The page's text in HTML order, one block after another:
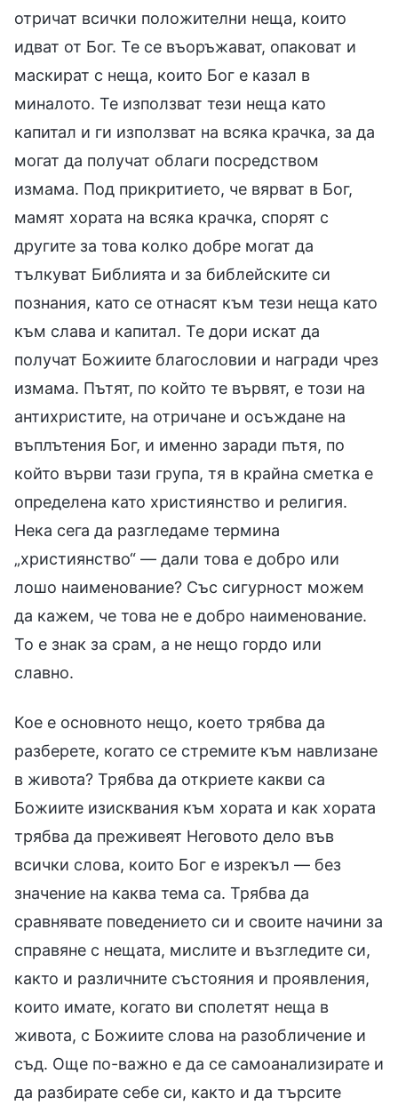
отричат всички положителни неща, които
идват от Бог. Те се въоръжават, опаковат и
маскират с неща, които Бог е казал в
миналото. Те използват тези неща като
капитал и ги използват на всяка крачка, за да
могат да получат облаги посредством
измама. Под прикритието, че вярват в Бог,
мамят хората на всяка крачка, спорят с
другите за това колко добре могат да
тълкуват Библията и за библейските си
познания, като се отнасят към тези неща като
към слава и капитал. Те дори искат да
получат Божиите благословии и награди чрез
измама. Пътят, по който те вървят, е този на
антихристите, на отричане и осъждане на
въплътения Бог, и именно заради пътя, по
който върви тази група, тя в крайна сметка е
определена като християнство и религия.
Нека сега да разгледаме термина
„християнство“ — дали това е добро или
лошо наименование? Със сигурност можем
да кажем, че това не е добро наименование.
То е знак за срам, а не нещо гордо или
славно.
Кое е основното нещо, което трябва да
разберете, когато се стремите към навлизане
в живота? Трябва да откриете какви са
Божиите изисквания към хората и как хората
трябва да преживеят Неговото дело във
всички слова, които Бог е изрекъл — без
значение на каква тема са. Трябва да
сравнявате поведението си и своите начини за
справяне с нещата, мислите и възгледите си,
както и различните състояния и проявления,
които имате, когато ви сполетят неща в
живота, с Божиите слова на разобличение и
съд. Още по-важно е да се самоанализирате и
да разбирате себе си, както и да търсите